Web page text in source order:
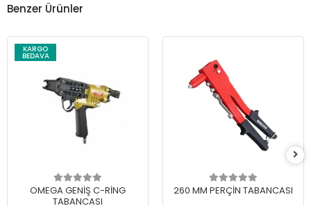
Benzer Ürünler
KARGO
BEDAVA
OMEGA GENİŞ C-RİNG
TABANCASI
260 MM PERÇİN TABANCASI